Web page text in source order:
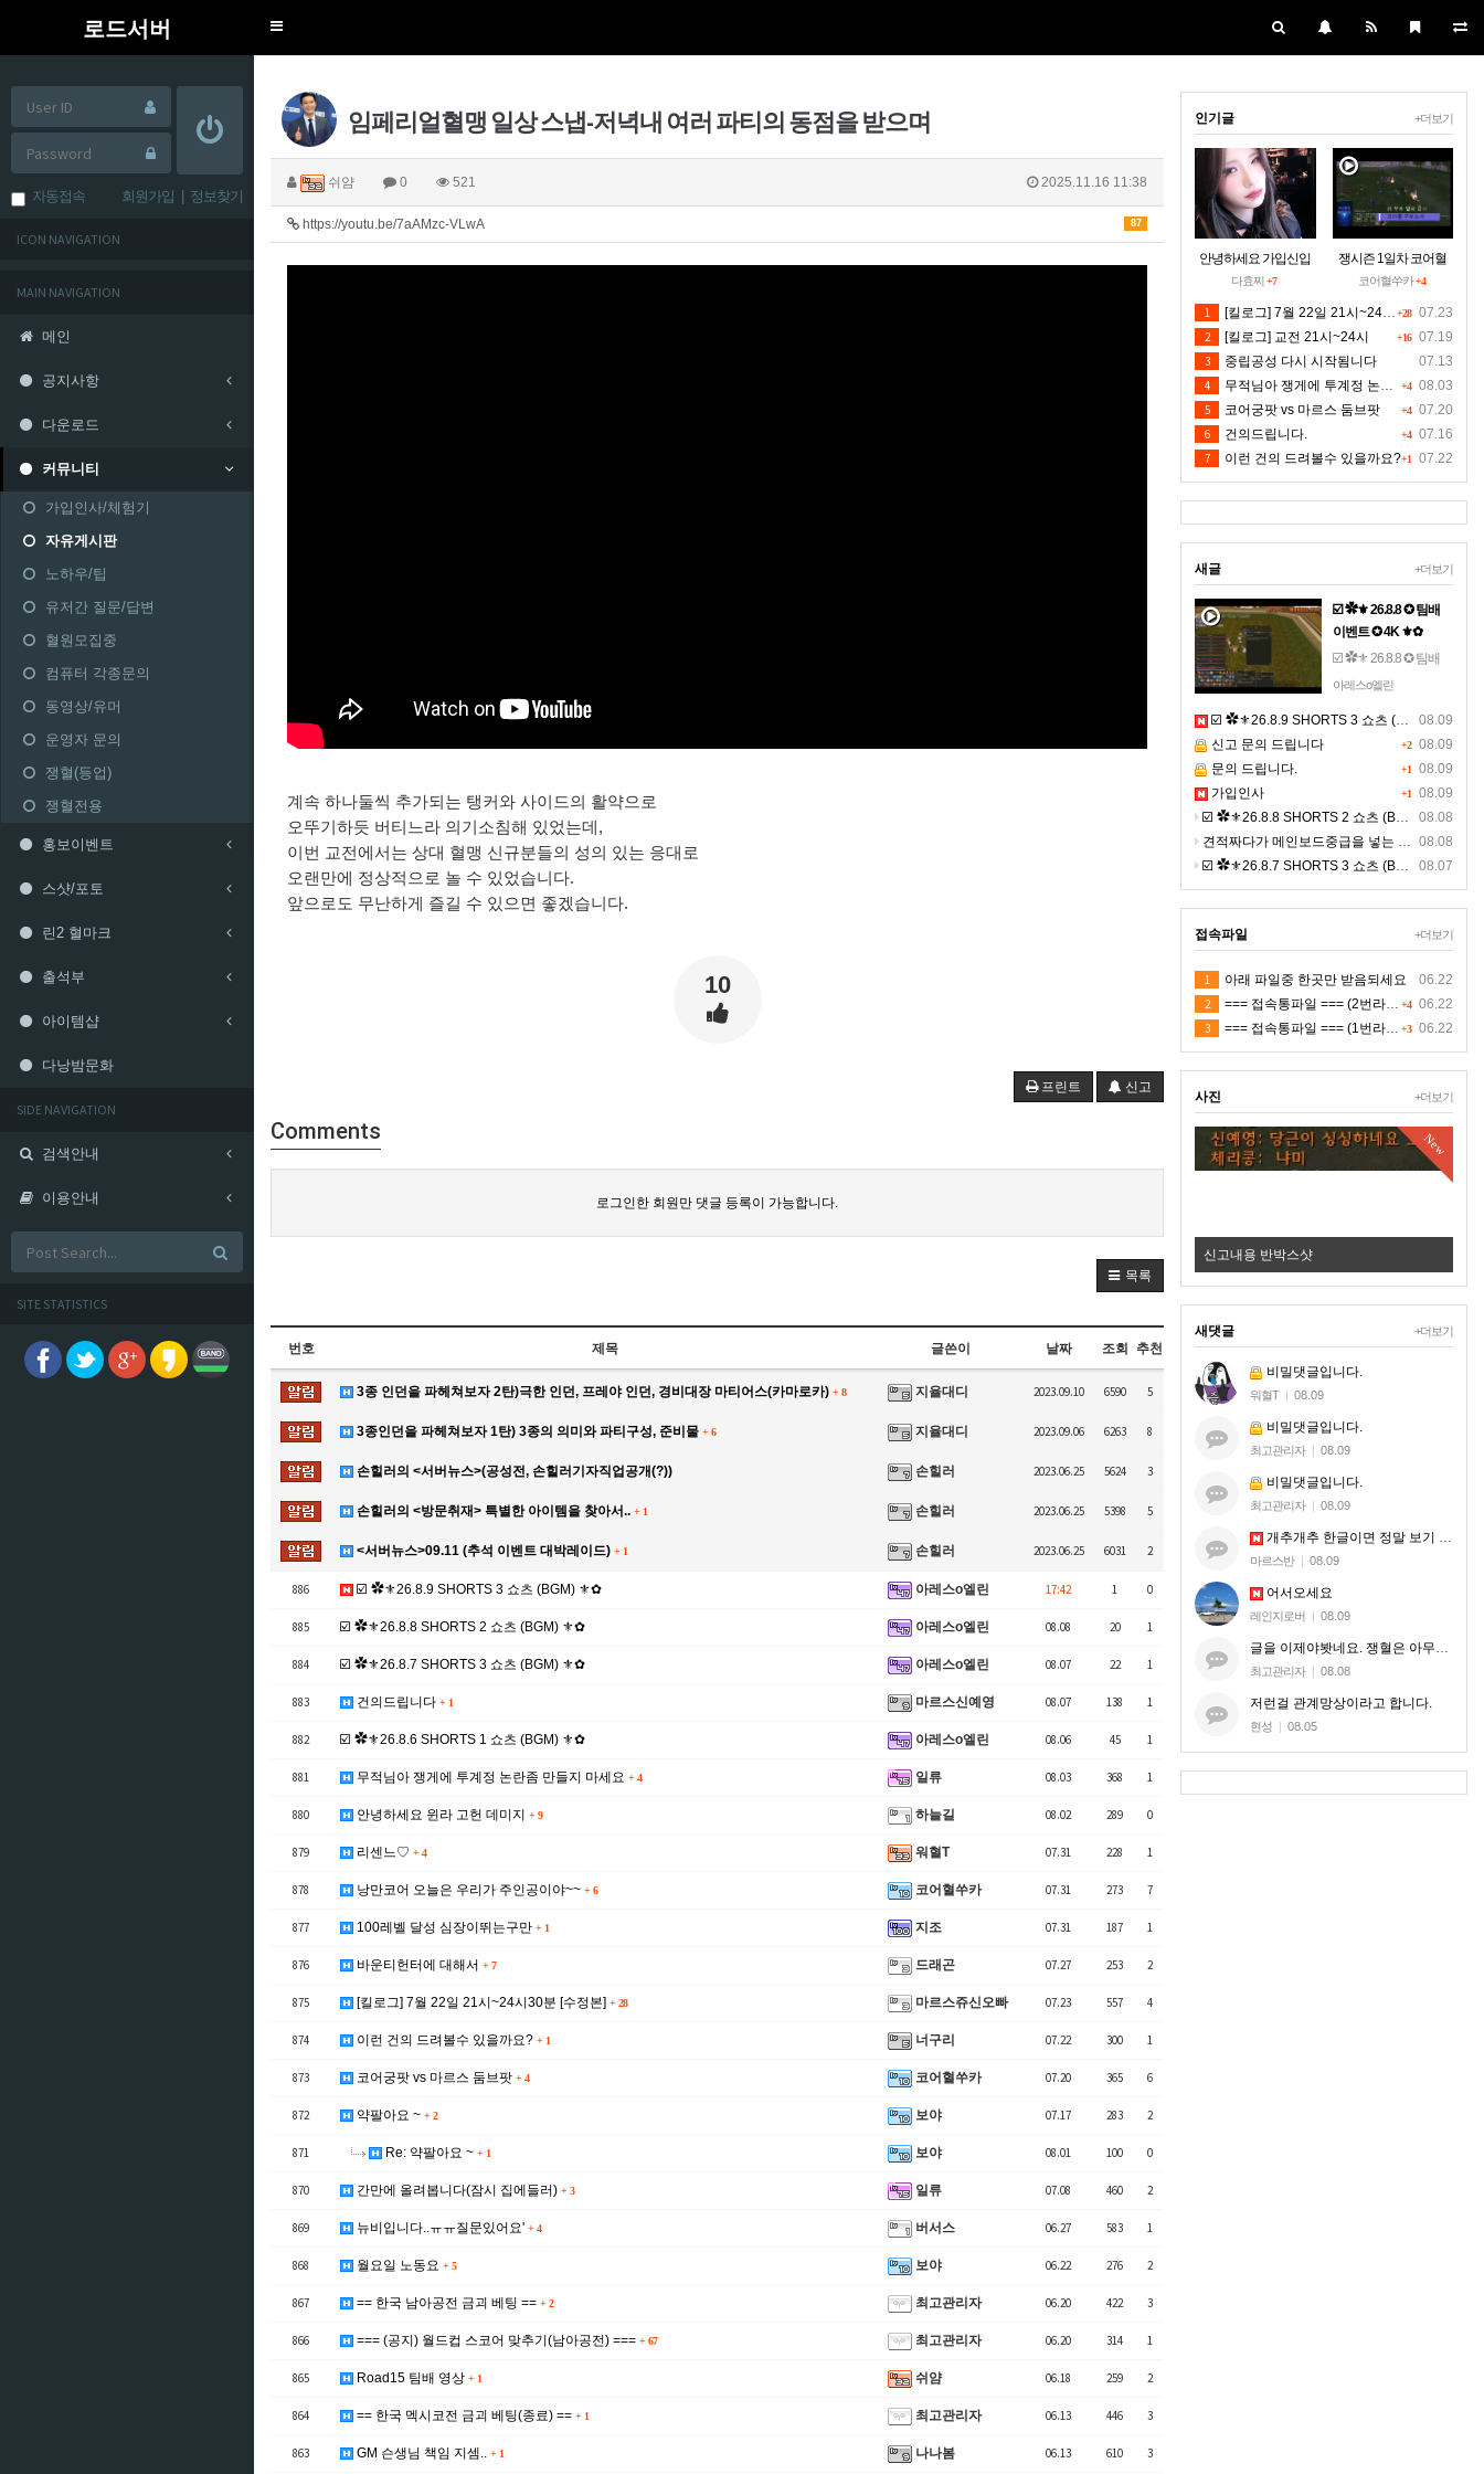
로드서버
Toggle
자동접속 회원가입 정보찾기
ICON NAVIGATION
MAIN NAVIGATION
메인
공지사항
다운로드
커뮤니티
가입인사/체험기
자유게시판
노하우/팁
유저간 질문/답변
혈원모집중
컴퓨터 각종문의
동영상/유머
운영자 문의
쟁혈(등업)
쟁혈전용
홍보이벤트
스샷/포토
린2 혈마크
출석부
아이템샵
다낭밤문화
SIDE NAVIGATION
검색안내
이용안내
SITE STATISTICS
임페리얼혈맹 일상 스냅-저녁내 여러 파티의 동점을 받으며
쉬얌 0 521 2025.11.16 11:38
87
https://youtu.be/7aAMzc-VLwA
계속 하나둘씩 추가되는 탱커와 사이드의 활약으로
오뚜기하듯 버티느라 의기소침해 있었는데,
이번 교전에서는 상대 혈맹 신규분들의 성의 있는 응대로
오랜만에 정상적으로 놀 수 있었습니다.
앞으로도 무난하게 즐길 수 있으면 좋겠습니다.
10
프린트 신고
Comments
로그인한 회원만 댓글 등록이 가능합니다.
목록
번호 제목 글쓴이 날짜 조회 추천
3종 인던을 파헤쳐보자 2탄)극한 인던, 프레야 인던, 경비대장 마티어스(카마로카) + 8 지율대디 2023.09.10 6590 5
3종인던을 파헤쳐보자 1탄) 3종의 의미와 파티구성, 준비물 + 6 지율대디 2023.09.06 6263 8
손힐러의 <서버뉴스>(공성전, 손힐러기자직업공개(?)) 손힐러 2023.06.25 5624 3
손힐러의 <방문취재> 특별한 아이템을 찾아서.. + 1 손힐러 2023.06.25 5398 5
<서버뉴스>09.11 (추석 이벤트 대박레이드) + 1 손힐러 2023.06.25 6031 2
886 ☑️ ✿⚜26.8.9 SHORTS 3 쇼츠 (BGM) ⚜✿ 아레스o엘린 17:42 1 0
885 ☑️ ✿⚜26.8.8 SHORTS 2 쇼츠 (BGM) ⚜✿ 아레스o엘린 08.08 20 1
884 ☑️ ✿⚜26.8.7 SHORTS 3 쇼츠 (BGM) ⚜✿ 아레스o엘린 08.07 22 1
883 건의드립니다 + 1 마르스신예영 08.07 138 1
882 ☑️ ✿⚜26.8.6 SHORTS 1 쇼츠 (BGM) ⚜✿ 아레스o엘린 08.06 45 1
881 무적님아 쟁게에 투계정 논란좀 만들지 마세요 + 4 일류 08.03 368 1
880 안녕하세요 윈라 고헌 데미지 + 9 하늘길 08.02 289 0
879 리센느♡ + 4 워혈T 07.31 228 1
878 낭만코어 오늘은 우리가 주인공이야~~ + 6 코어혈쑤카 07.31 273 7
877 100레벨 달성 심장이뛰는구만 + 1 지조 07.31 187 1
876 바운티헌터에 대해서 + 7 드래곤 07.27 253 2
875 [킬로그] 7월 22일 21시~24시30분 [수정본] + 28 마르스쥬신오빠 07.23 557 4
874 이런 건의 드려볼수 있을까요? + 1 너구리 07.22 300 1
873 코어궁팟 vs 마르스 둠브팟 + 4 코어혈쑤카 07.20 365 6
872 약팔아요 ~ + 2 보야 07.17 283 2
871 Re: 약팔아요 ~ + 1 보야 08.01 100 0
870 간만에 올려봅니다(잠시 집에들러) + 3 일류 07.08 460 2
869 뉴비입니다..ㅠㅠ질문있어요' + 4 버서스 06.27 583 1
868 월요일 노동요 + 5 보야 06.22 276 2
867 == 한국 남아공전 금괴 베팅 == + 2 최고관리자 06.20 422 3
866 === (공지) 월드컵 스코어 맞추기(남아공전) === + 67 최고관리자 06.20 314 1
865 Road15 팀배 영상 + 1 쉬얌 06.18 259 2
864 == 한국 멕시코전 금괴 베팅(종료) == + 1 최고관리자 06.13 446 3
863 GM 슨생님 책임 지셈.. + 1 나나봄 06.13 610 3
+더보기
인기글
안녕하세요 가입신입
입니당~
다효찌+7
쟁시즌 1일차 코어혈
을 구하소서
코어혈쑤카+4
+28 07.23
1 [킬로그] 7월 22일 21시~24시30분 [수정본]
+16 07.19
2
[킬로그] 교전 21시~24시
07.13
3 중립공성 다시 시작됨니다
+4 08.03
4 무적님아 쟁게에 투계정 논란좀 만들지 마세요
+4 07.20
5 코어궁팟 vs 마르스 둠브팟
+4 07.16
6 건의드립니다.
+1 07.22
7 이런 건의 드려볼수 있을까요?
+더보기
새글
☑️ ✿⚜ 26.8.8 ✪ 팀배
이벤트 ✪ 4K ⚜✿
☑️ ✿⚜ 26.8.8 ✪ 팀배
이벤트 ✪ 4K ⚜✿☞ 톱
(고화질) 선명하게 영
상을 보세요. ☜
아레스o엘린
08.09
☑️ ✿⚜26.8.9 SHORTS 3 쇼츠 (BGM) ⚜✿
+2 08.09
신고 문의 드립니다
+1 08.09
문의 드립니다.
+1 08.09
가입인사
08.08
☑️ ✿⚜26.8.8 SHORTS 2 쇼츠 (BGM) ⚜✿
08.08
견적짜다가 메인보드중급을 넣는 이유에 대한 설명영상이 될까 해서 올려보아요
08.07
☑️ ✿⚜26.8.7 SHORTS 3 쇼츠 (BGM) ⚜✿
+더보기
접속파일
06.22
1 아래 파일중 한곳만 받음되세요
+4 06.22
2 === 접속통파일 === (2번라인)
+3 06.22
3 === 접속통파일 === (1번라인)
+더보기
사진
New
신고내용 반박스샷
+더보기
새댓글
비밀댓글입니다.
워혈T | 08.09
비밀댓글입니다.
최고관리자 | 08.09
비밀댓글입니다.
최고관리자 | 08.09
개추개추 한글이면 정말 보기 편할 것 같습니다
마르스반 | 08.09
어서오세요
레인지로버 | 08.09
최고관리자 | 08.08
저런걸 관계망상이라고 합니다.
현성 | 08.05